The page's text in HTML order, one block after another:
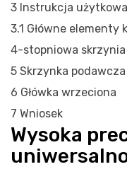
3 Instrukcja
3.1 Główne elementy
4-stopniowa
5 Skrzynka podawcza
6 Główka wrzeciona
7 Wniosek
Wysoka